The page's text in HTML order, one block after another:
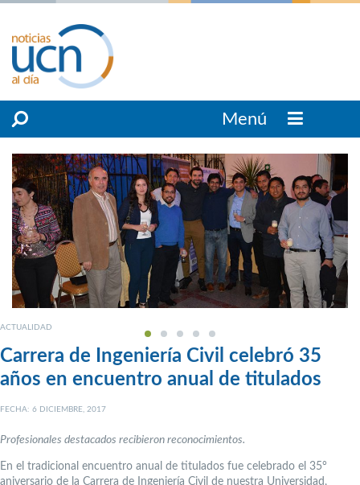
Menú
ACTUALIDAD
Carrera de Ingeniería Civil celebró 35
años en encuentro anual de titulados
FECHA: 6 DICIEMBRE, 2017
Profesionales destacados recibieron reconocimientos.
En el tradicional encuentro anual de titulados fue celebrado el 35°
aniversario de la Carrera de Ingeniería Civil de nuestra Universidad,